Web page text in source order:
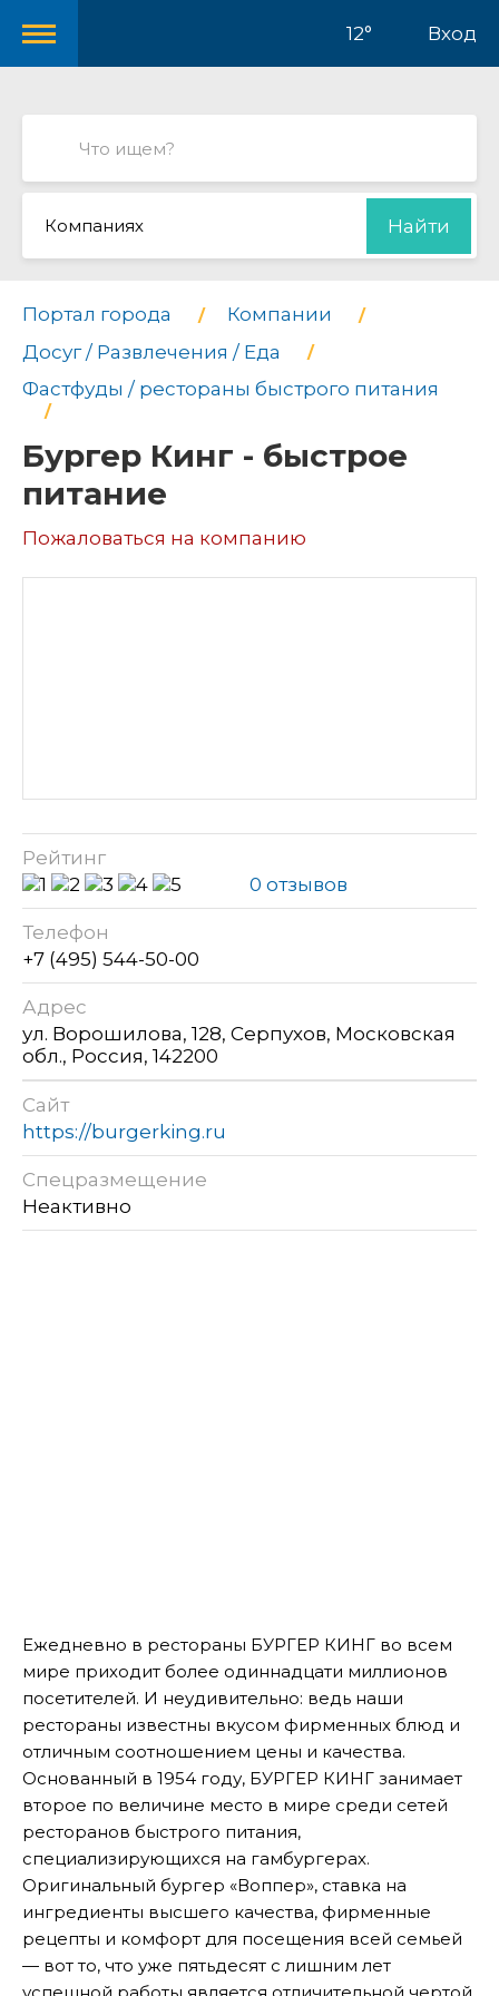
12° Вход
Компаниях Найти
Портал города
Компании
Досуг / Развлечения / Еда
Фастфуды / рестораны быстрого питания
Бургер Кинг - быстрое
питание
Пожаловаться на компанию
Рейтинг
0 отзывов
Телефон
+7 (495) 544-50-00
Адрес
ул. Ворошилова, 128, Серпухов, Московская
обл., Россия, 142200
Сайт
https://burgerking.ru
Спецразмещение
Неактивно
Ежедневно в рестораны БУРГЕР КИНГ во всем
мире приходит более одиннадцати миллионов
посетителей. И неудивительно: ведь наши
рестораны известны вкусом фирменных блюд и
отличным соотношением цены и качества.
Основанный в 1954 году, БУРГЕР КИНГ занимает
второе по величине место в мире среди сетей
ресторанов быстрого питания,
специализирующихся на гамбургерах.
Оригинальный бургер «Воппер», ставка на
ингредиенты высшего качества, фирменные
рецепты и комфорт для посещения всей семьей
— вот то, что уже пятьдесят с лишним лет
успешной работы является отличительной чертой